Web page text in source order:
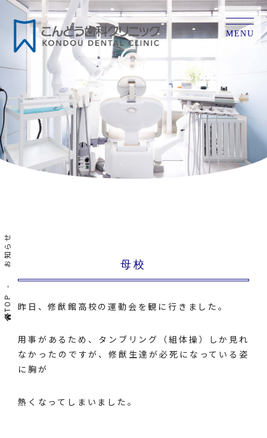
MENU
TOP
お知らせ 母校
昨日、修猷館高校の運動会を観に行きました。
用事があるため、タンブリング（組体操）しか見れ
なかったのですが、修猷生達が必死になっている姿
に胸が
熱くなってしまいました。